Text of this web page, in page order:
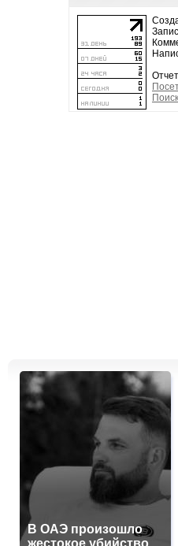
В ОАЭ произошло
жестокое убийство